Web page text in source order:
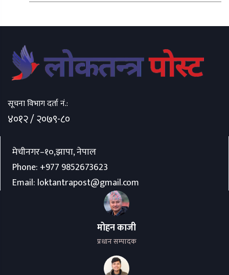
सूचना विभाग दर्ता नं.:
४०१२ / २०७९-८०
मेचीनगर–१०,झापा, नेपाल
Phone: +977 9852673623
Email: loktantrapost@gmail.com
मोहन काजी
प्रधान सम्पादक